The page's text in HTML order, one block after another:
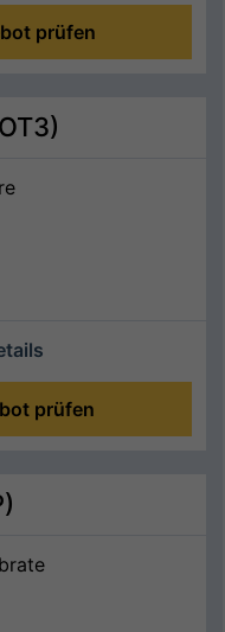
prüfen
prüfen